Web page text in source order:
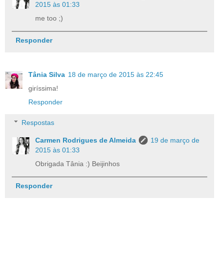
2015 às 01:33
me too ;)
Responder
Tânia Silva 18 de março de 2015 às 22:45
giríssima!
Responder
Respostas
Carmen Rodrigues de Almeida
19 de março de
2015 às 01:33
Obrigada Tânia :) Beijinhos
Responder